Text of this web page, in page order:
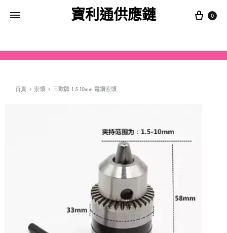
寶利通供應鏈 0
首頁 索頭 三歐牌 1.5-10mm 電鑽索頭